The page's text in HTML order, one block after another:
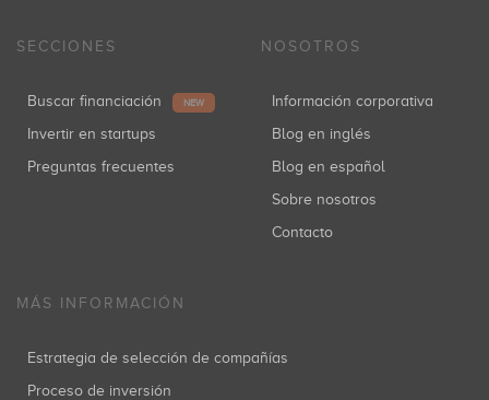
SECCIONES
Buscar financiación NEW
Invertir en startups
Preguntas frecuentes
NOSOTROS
Información corporativa
Blog en inglés
Blog en español
Sobre nosotros
Contacto
MÁS INFORMACIÓN
Estrategia de selección de compañías
Proceso de inversión